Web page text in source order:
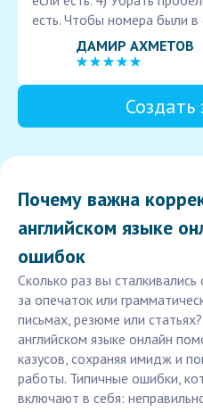
есть. Чтобы номера были
ДАМИР АХМЕТОВ
Почему важна
английском языке
ошибок
Сколько раз вы
за опечаток или
письмах, резюме или
английском языке онлайн
казусов, сохраняя имидж и
работы. Типичные ошибки,
включают в себя: